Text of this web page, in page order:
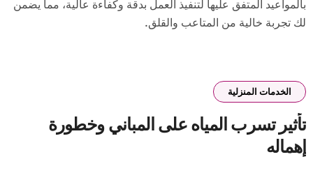
بالمواعيد المتفق عليها لتنفيذ العمل بدقة وكفاءة عالية، مما يضمن
لك تجربة خالية من المتاعب والقلق.
الخدمات المنزلية
تأثير تسرب المياه على المباني وخطورة
إهماله